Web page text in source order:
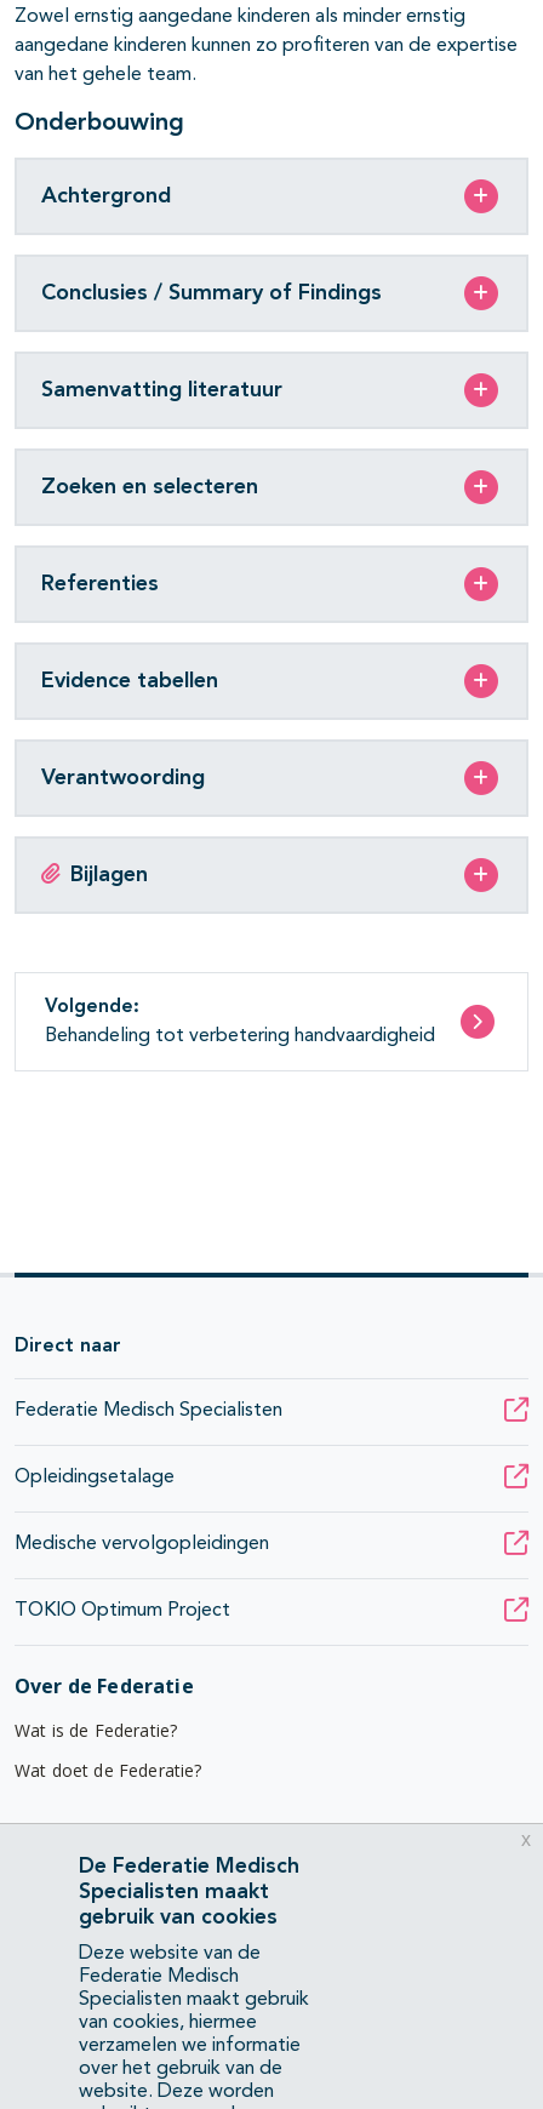
Zowel ernstig aangedane kinderen als minder ernstig
aangedane kinderen kunnen zo profiteren van de expertise
van het gehele team.
Onderbouwing
Achtergrond
Conclusies / Summary of Findings
Samenvatting literatuur
Zoeken en selecteren
Referenties
Evidence tabellen
Verantwoording
Bijlagen
Volgende:
Behandeling tot verbetering handvaardigheid
Direct naar
Federatie Medisch Specialisten
Opleidingsetalage
Medische vervolgopleidingen
TOKIO Optimum Project
Over de Federatie
Wat is de Federatie?
Wat doet de Federatie?
Nuttige links
Diensten & advies
Werken bij
Gebruikersvoorwaarden
Privacyverklaring
Contact
Mercatorlaan 1200
De Federatie Medisch
Specialisten maakt
gebruik van cookies
Deze website van de
Federatie Medisch
Specialisten maakt gebruik
van cookies, hiermee
verzamelen we informatie
over het gebruik van de
website. Deze worden
x